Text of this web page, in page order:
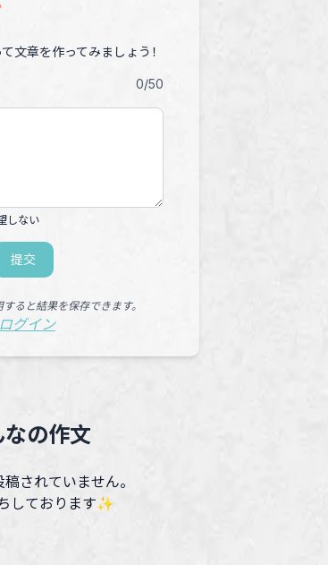
文章を作ってみましょう！
0/50
しない
提交
ると結果を保存できます。
ログイン
なの作文
されていません。
しております✨